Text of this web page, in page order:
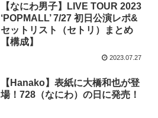
【なにわ男子】LIVE TOUR 2023
‘POPMALL’ 7/27 初日公演レポ&
セットリスト（セトリ）まとめ
【構成】
2023.07.27
【Hanako】表紙に大橋和也が登
場！728（なにわ）の日に発売！